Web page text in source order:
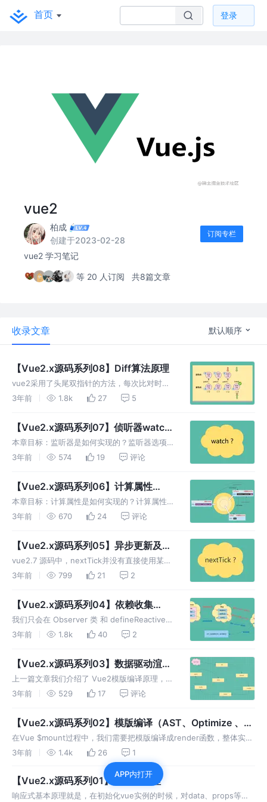
首页 登录
vue2
柏成
创建于2023-02-28
订阅专栏
vue2 学习笔记
等 20 人订阅 共8篇文章
收录文章 默认顺序
【Vue2.x源码系列08】Diff算法原理
vue2采用了头尾双指针的方法，每次比对时，
优先进行头头、尾尾、头尾、尾头的比对尝试，
时（新旧节点是相同的），则调用patchVnode
打补丁并递归比较子节点
3年前 1.8k 27 5
【Vue2.x源码系列07】侦听器watch
原理
本章目标：监听器是如何实现的？监听器选项 -
immediate、deep 内部实现？在初始化Vue实
watcher，我们称之为侦听器watcher
3年前 574 19 评论
【Vue2.x源码系列06】计算属性
computed原理
本章目标：计算属性是如何实现的？计算属性缓
存原理以及洋葱模型的应用？在初始化Vue实例
watcher，我们称之为计算属性watcher
3年前 670 24 评论
【Vue2.x源码系列05】异步更新及
nextTick原理
vue2.7 源码中，nextTick并没有直接使用某个
API ，而是采用了优雅降级的方案去实现异步更
nextTick 回调
3年前 799 21 2
【Vue2.x源码系列04】依赖收集
（Dep、Watcher、Observer）
我们只会在 Observer 类 和 defineReactive
函数中实例化 dep。在 getter 方法中依赖收
3年前 1.8k 40 2
【Vue2.x源码系列03】数据驱动渲染
（Render、Update）
上一篇文章我们介绍了 Vue2模版编译原理，这
一章我们的目标是弄清楚模版 template和响应
3年前 529 17 评论
【Vue2.x源码系列02】模版编译（AST、Optimize 、
Render）
在Vue $mount过程中，我们需要把模版编译成render函数，整体实现
可以分为三部分： parse、optimize、codegen。
3年前 1.4k 26 1
【Vue2.x源码系列01】响应式原理
响应式基本原理就是，在初始化vue实例的时候，对data、props等对
APP内打开